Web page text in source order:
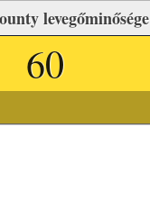
levegőminősége
60